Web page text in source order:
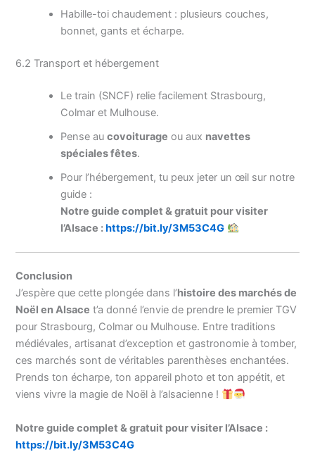
Habille-toi chaudement : plusieurs couches,
bonnet, gants et écharpe.
6.2 Transport et hébergement
Le train (SNCF) relie facilement Strasbourg,
Colmar et Mulhouse.
Pense aucovoiturage ou aux navettes
spéciales fêtes.
Pour l’hébergement, tu peux jeter un œil sur notre
guide :
Notre guide complet & gratuit pour visiter
l’Alsace :https://bit.ly/3M53C4G
Conclusion
J’espère que cette plongée dans l’histoire des marchés de
Noël en Alsace t’a donné l’envie de prendre le premier TGV
pour Strasbourg, Colmar ou Mulhouse. Entre traditions
médiévales, artisanat d’exception et gastronomie à tomber,
ces marchés sont de véritables parenthèses enchantées.
Prends ton écharpe, ton appareil photo et ton appétit, et
viens vivre la magie de Noël à l’alsacienne !
Notre guide complet & gratuit pour visiter l’Alsace :
https://bit.ly/3M53C4G